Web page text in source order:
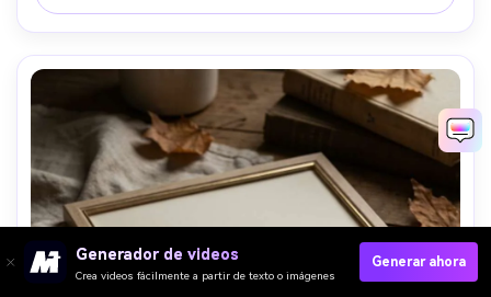
Generador de videos
Crea videos fácilmente a partir de texto o imágenes
Generar ahora